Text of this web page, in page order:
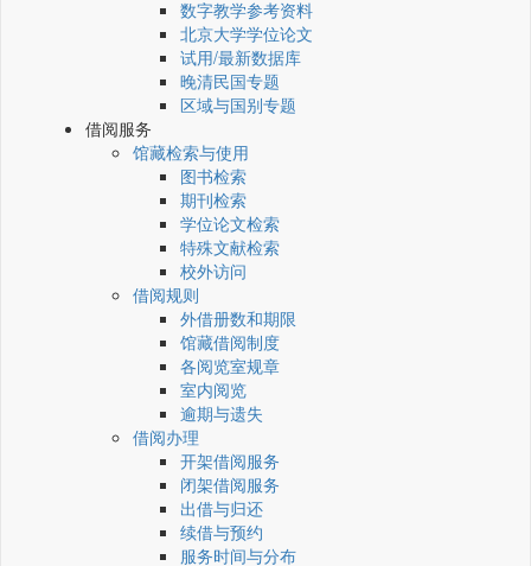
数字教学参考资料
北京大学学位论文
试用/最新数据库
晚清民国专题
区域与国别专题
借阅服务
馆藏检索与使用
图书检索
期刊检索
学位论文检索
特殊文献检索
校外访问
借阅规则
外借册数和期限
馆藏借阅制度
各阅览室规章
室内阅览
逾期与遗失
借阅办理
开架借阅服务
闭架借阅服务
出借与归还
续借与预约
服务时间与分布